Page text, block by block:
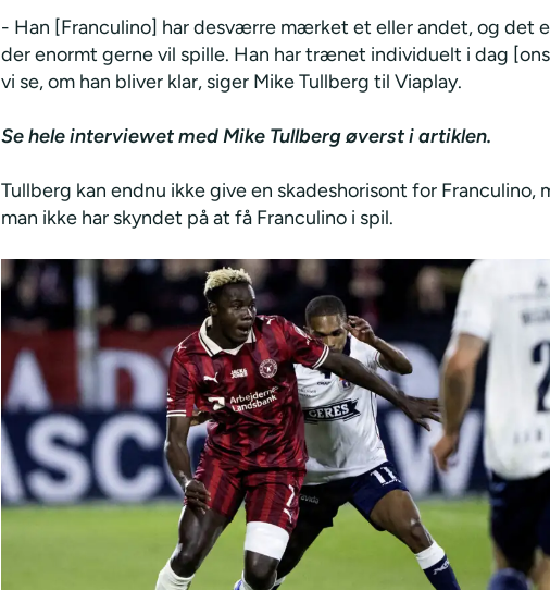
- Han [Franculino] har desværre mærket et eller andet, og det
der enormt gerne vil spille. Han har trænet individuelt i dag
vi se, om han bliver klar, siger Mike Tullberg til Viaplay.
Se hele interviewet med Mike Tullberg øverst i artiklen.
Tullberg kan endnu ikke give en skadeshorisont for Franculino,
man ikke har skyndet på at få Franculino i spil.